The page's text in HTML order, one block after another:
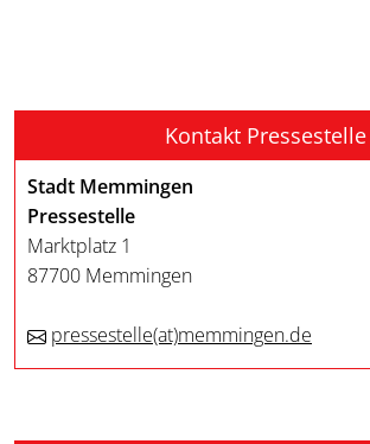
Kontakt Pressestelle
Stadt Memmingen
Pressestelle
Marktplatz 1
87700 Memmingen
pressestelle(at)memmingen.de